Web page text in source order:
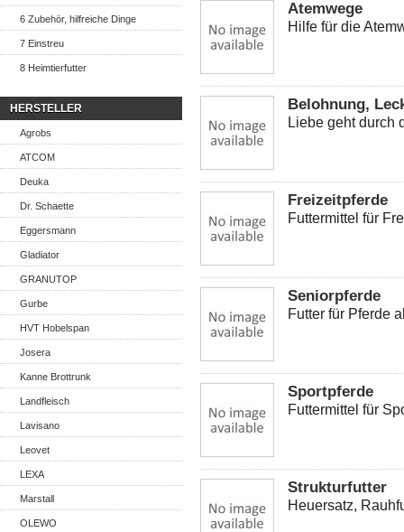
6 Zubehör, hilfreiche Dinge
7 Einstreu
8 Heimtierfutter
HERSTELLER
Agrobs
ATCOM
Deuka
Dr. Schaette
Eggersmann
Gladiator
GRANUTOP
Gurbe
HVT Hobelspan
Josera
Kanne Brottrunk
Landfleisch
Lavisano
Leovet
LEXA
Marstall
OLEWO
Atemwege
Hilfe für die
Belohnung,
Liebe geht durch
Freizeitpferde
Futtermittel für
Seniorpferde
Futter für Pferde
Sportpferde
Futtermittel für
Strukturfutter
Heuersatz,